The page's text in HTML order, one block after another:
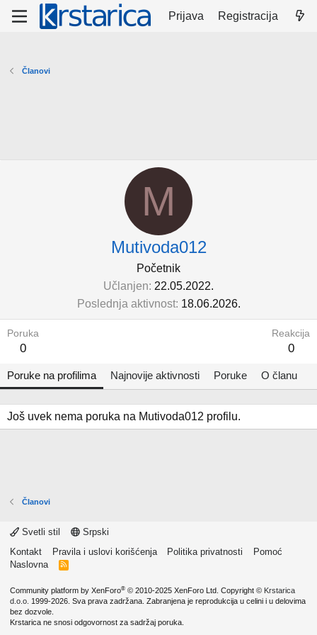
Prijava Registracija
Članovi
M
Mutivoda012
Početnik
Učlanjen 22.05.2022.
Poslednja aktivnost 18.06.2026.
Poruka
0
Reakcija
0
Poruke na profilima Najnovije aktivnosti Poruke O članu
Još uvek nema poruka na Mutivoda012 profilu.
Članovi
Svetli stil
Srpski
Kontakt
Pravila i uslovi korišćenja Politika privatnosti
Pomoć
Naslovna
R
Community platform by XenForo® © 2010-2025 XenForo Ltd. Copyright © Krstarica
d.o.o. 1999-2026. Sva prava zadržana. Zabranjena je reprodukcija u celini i u delovima
bez dozvole.
Krstarica ne snosi odgovornost za sadržaj poruka.